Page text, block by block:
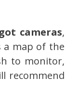
cameras,
a map of the
to monitor,
recommend